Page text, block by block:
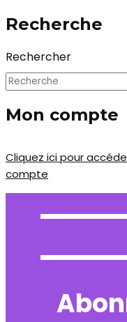
Recherche
Rechercher
Mon compte
Cliquez ici pour
compte